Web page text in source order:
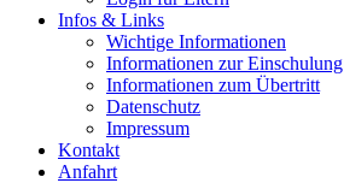
Infos & Links
Wich­ti­ge Infor­ma­tio­nen
Infor­ma­tio­nen zur Ein­schu­lung
Infor­ma­tio­nen zum Über­tritt
Daten­schutz
Impres­sum
Kon­takt
Anfahrt